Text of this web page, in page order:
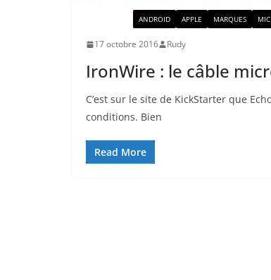
ANDROID APPLE MARQUES
17 octobre 2016 Rudy
IronWire : le câble
C’est sur le site de KickStarter que
conditions. Bien
Read More